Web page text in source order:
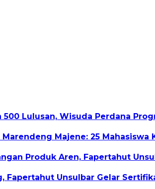
500 Lulusan, Wisuda Perdana
Marendeng Majene: 25
Produk Aren, Fapertahut
Fapertahut Unsulbar Gelar